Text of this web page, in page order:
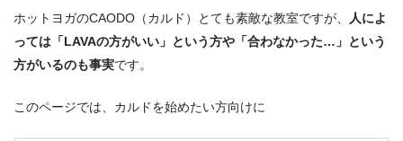
ホットヨガのCAODO（カルド）とても素敵な教室ですが、
人によ
っては「LAVAの方がいい」という方や「合わなかった…」という
方がいるのも事実です。
このページでは、カルドを始めたい方向けに